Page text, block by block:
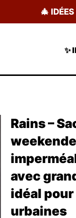
🎄
✨
Rains –
avec
idéal
urbaines